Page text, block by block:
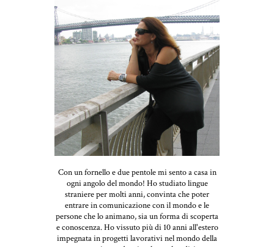
Con un fornello e due pentole mi sento a casa in
ogni angolo del mondo! Ho studiato lingue
straniere per molti anni, convinta che poter
entrare in comunicazione con il mondo e le
persone che lo animano, sia un forma di scoperta
e conoscenza. Ho vissuto più di 10 anni all'estero
impegnata in progetti lavorativi nel mondo della